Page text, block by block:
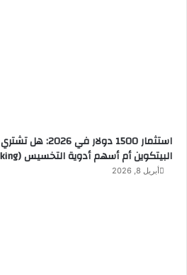
استثمار 1500 دولار في 2026: هل تشتري
البيتكوين أم أسهم أدوية التخسيس (Viking)؟
أبريل 8, 2026